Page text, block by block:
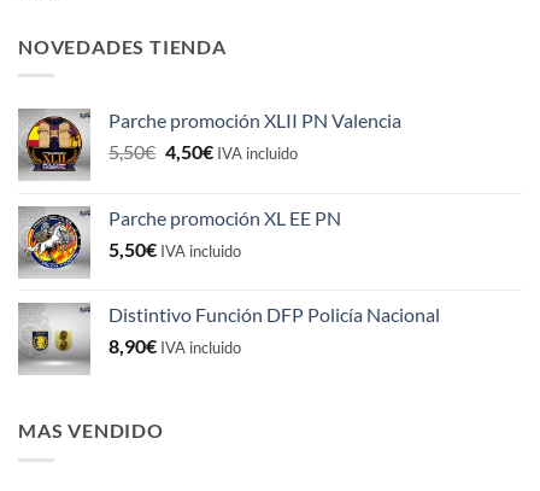
NOVEDADES TIENDA
Parche promoción XLII PN Valencia
5,50€ El
era:
5,50€.
4,50€El
es:
4,50€.
IVA incluido
Parche promoción XL EE PN
5,50€ IVA incluido
Distintivo Función DFP Policía Nacional
8,90€ IVA incluido
MAS VENDIDO